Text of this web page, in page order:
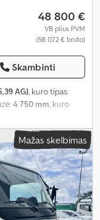
48 800 €
VB plius PVM
(58 072 € bruto)
Skambinti
AG), kuro tipas:
4 750 mm, kuro
4, emisijos klasė:Euro
Gamybos metai:2025,
borto kompiuteris,
(ESP),
pagalvė, pilna
start-stop
,
Mažas skelbimas